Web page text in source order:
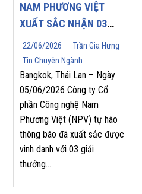
NAM PHƯƠNG VIỆT
XUẤT SẮC NHẬN 03
GIẢI THƯỞNG DANH
GIÁ TẠI YASKAWA
ASEAN PARTNERS’
APPRECIATION MEET
2026
22/06/2026
Trần Gia Hưng
Tin Chuyên Ngành
Bangkok, Thái Lan – Ngày
05/06/2026 Công ty Cổ
phần Công nghệ Nam
Phương Việt (NPV) tự hào
thông báo đã xuất sắc được
vinh danh với 03 giải
thưởng...